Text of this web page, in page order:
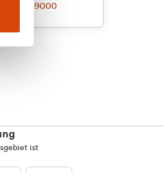
237 69000
ist